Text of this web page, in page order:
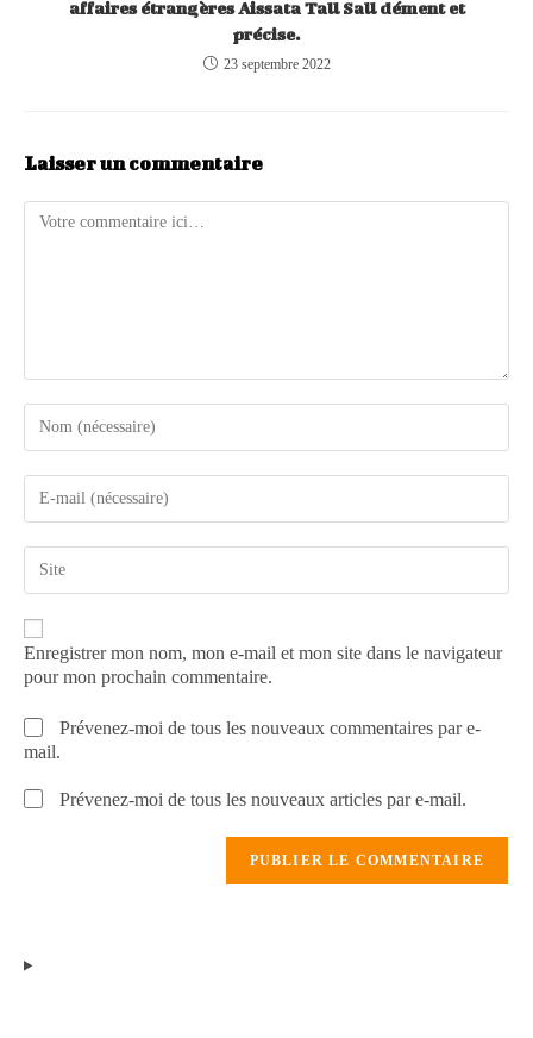
affaires étrangères Aissata Tall Sall dément et
précise.
23 septembre 2022
Laisser un commentaire
Enregistrer mon nom, mon e-mail et mon site dans le navigateur
pour mon prochain commentaire.
Prévenez-moi de tous les nouveaux commentaires par e-
mail.
Prévenez-moi de tous les nouveaux articles par e-mail.